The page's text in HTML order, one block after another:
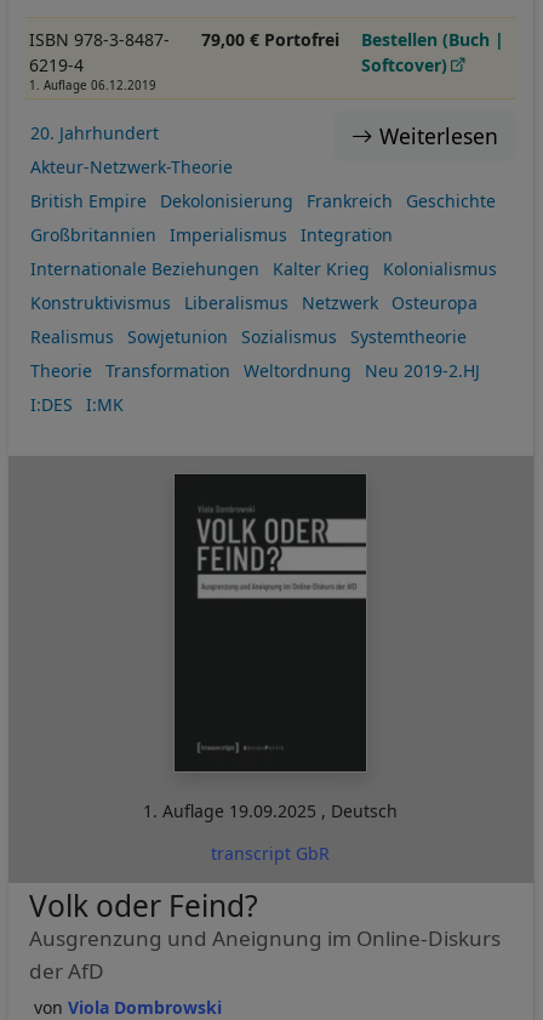
ISBN 978-3-8487-
6219-4
1. Auflage 06.12.2019
79,00 € Portofrei
Bestellen (Buch |
Softcover)
Weiterlesen
20. Jahrhundert
Akteur-Netzwerk-Theorie
British Empire
Dekolonisierung Frankreich
Geschichte
Großbritannien
Imperialismus
Integration
Internationale Beziehungen
Kalter Krieg
Kolonialismus
Konstruktivismus
Liberalismus Netzwerk
Osteuropa
Realismus
Sowjetunion Sozialismus
Systemtheorie
Theorie
Transformation Weltordnung
Neu 2019-2.HJ
I:DES
I:MK
1. Auflage 19.09.2025 , Deutsch
transcript GbR
Viola Dombrowski
Volk oder Feind?
Ausgrenzung und Aneignung im Online-Diskurs
der AfD